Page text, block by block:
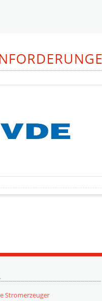
Stromerzeuger